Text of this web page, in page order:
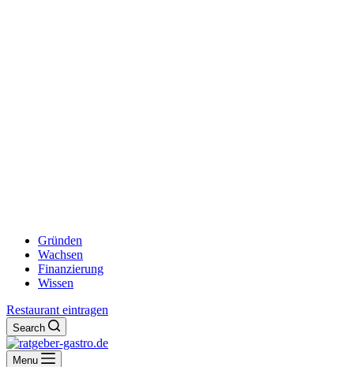
Gründen
Wachsen
Finanzierung
Wissen
Restaurant eintragen
Search
Menu